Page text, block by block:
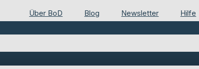
Über BoD Blog Newsletter Hilfe